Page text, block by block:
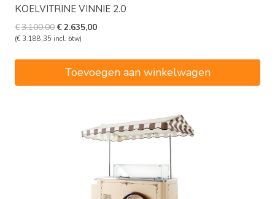
KOELVITRINE VINNIE 2.0
€3.100,00Oorspronkelijke
prijs
€3.100,00.
€2.635,00Huidige
(€ 3.188,35 incl. btw)
Toevoegen aan winkelwagen